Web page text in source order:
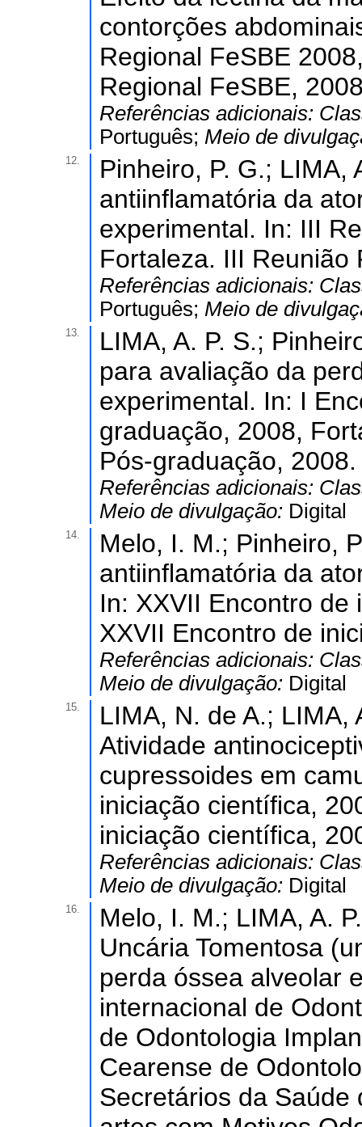
contorções
Regional FeSBE
Regional FeSBE,
Referências adicionais:
Português; Meio de
12.
Pinheiro, P. G.; LIMA,
antiinflamatória da
experimental. In: III
Fortaleza. III Reunião
Referências adicionais:
Português; Meio de
13.
LIMA, A. P. S.;
para avaliação da
experimental. In: I
graduação, 2008,
Pós-graduação, 2008.
Referências adicionais:
Meio de divulgação: Digital
14.
Melo, I. M.; Pinheiro,
antiinflamatória da
In: XXVII Encontro
XXVII Encontro de
Referências adicionais:
Meio de divulgação: Digital
15.
LIMA, N. de A.; LIMA,
Atividade
cupressoides em
iniciação científica,
iniciação científica,
Referências adicionais:
Meio de divulgação: Digital
16.
Melo, I. M.; LIMA, A.
Uncária Tomentosa
perda óssea alveolar
internacional de
de Odontologia
Cearense de
Secretários da Saúde